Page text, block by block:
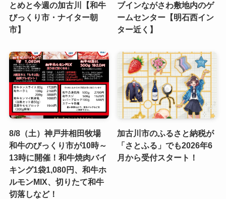
とめと今週の加古川【和牛
びっくり市・ナイター朝
市】
ブインながさわ敷地内のゲ
ームセンター【明石西イン
ター近く】
8/8（土）神戸井相田牧場
和牛のびっくり市が10時～
13時に開催！和牛焼肉バイ
キング1袋1,080円、和牛ホ
ルモンMIX、切りたて和牛
切落しなど！
加古川市のふるさと納税が
「さとふる」でも2026年6
月から受付スタート！